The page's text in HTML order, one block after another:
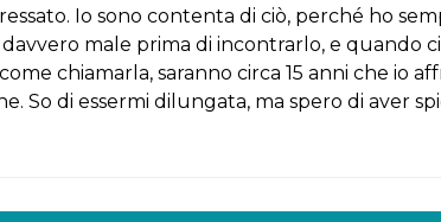
Io sono contenta di ciò, perché ho
male prima di incontrarlo, e quando ci
chiamarla, saranno circa 15 anni che io
So di essermi dilungata, ma spero di aver